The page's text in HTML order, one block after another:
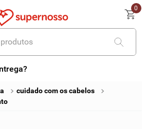
0
cuidado com os cabelos